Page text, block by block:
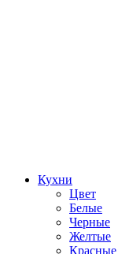
Кухни
Цвет
Белые
Черные
Желтые
Красные